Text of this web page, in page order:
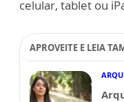
celular, tablet ou
APROVEITE E LEIA